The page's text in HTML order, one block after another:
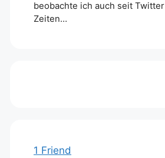
beobachte ich auch seit Twitter
Zeiten…
1 Friend